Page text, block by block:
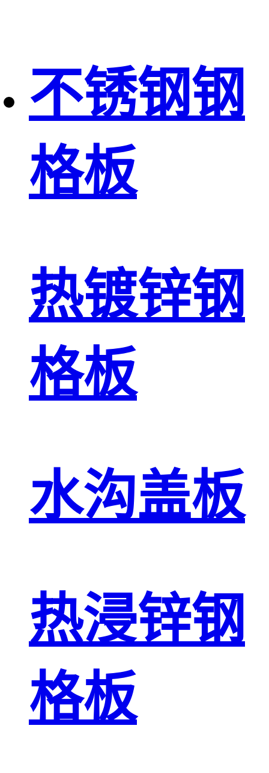
不锈钢钢
格板
热镀锌钢
格板
水沟盖板
热浸锌钢
格板